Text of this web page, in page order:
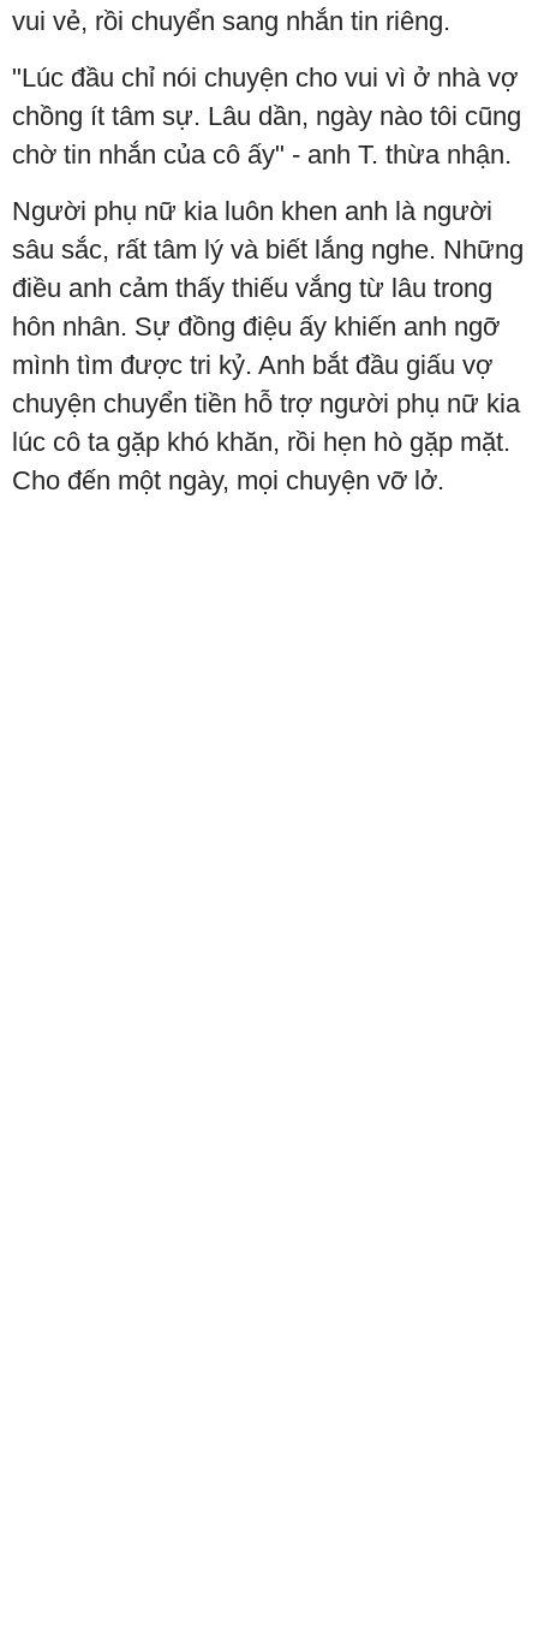
vui vẻ, rồi chuyển sang nhắn tin riêng.
"Lúc đầu chỉ nói chuyện cho vui vì ở nhà vợ
chồng ít tâm sự. Lâu dần, ngày nào tôi cũng
chờ tin nhắn của cô ấy" - anh T. thừa nhận.
Người phụ nữ kia luôn khen anh là người
sâu sắc, rất tâm lý và biết lắng nghe. Những
điều anh cảm thấy thiếu vắng từ lâu trong
hôn nhân. Sự đồng điệu ấy khiến anh ngỡ
mình tìm được tri kỷ. Anh bắt đầu giấu vợ
chuyện chuyển tiền hỗ trợ người phụ nữ kia
lúc cô ta gặp khó khăn, rồi hẹn hò gặp mặt.
Cho đến một ngày, mọi chuyện vỡ lở.